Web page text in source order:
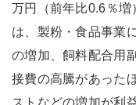
万円（前年比0.6％増
は、製粉・食品事業
の増加、飼料配合用
接費の高騰があった